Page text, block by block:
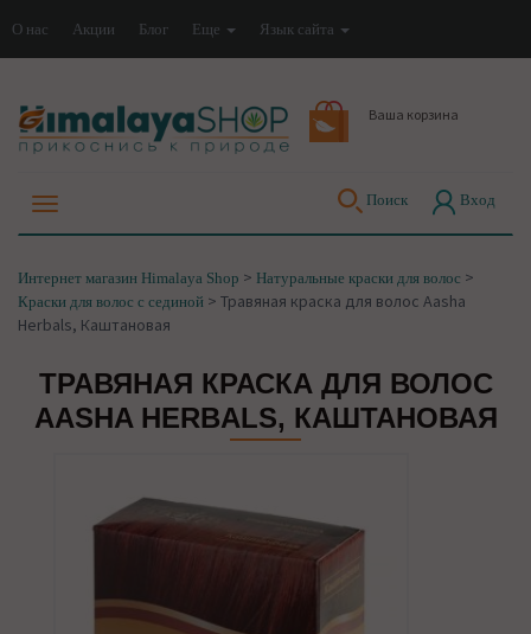
О нас Акции Блог Еще Язык сайта
Ваша корзина
Поиск Вход
Интернет магазин Himalaya Shop > Натуральные краски для волос >
Краски для волос с сединой > Травяная краска для волос Aasha
Herbals, Каштановая
ТРАВЯНАЯ КРАСКА ДЛЯ ВОЛОС
AASHA HERBALS, КАШТАНОВАЯ